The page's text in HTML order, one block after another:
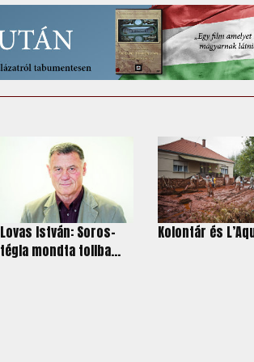
Lovas István: Soros-
tégla mondta tollba...
Kolontár és